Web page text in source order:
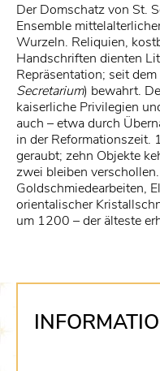
Der Domschatz von St.
Ensemble
Wurzeln. Reliquien,
Handschriften dienten
Repräsentation; seit
Secretarium) bewahrt.
kaiserliche Privilegien
auch – etwa durch
in der Reformationszeit.
geraubt; zehn Objekte
zwei bleiben
Goldschmiedearbeiten,
orientalischer
um 1200 – der älteste